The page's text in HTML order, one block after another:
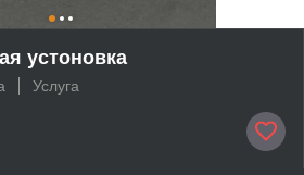
устоновка
Услуга